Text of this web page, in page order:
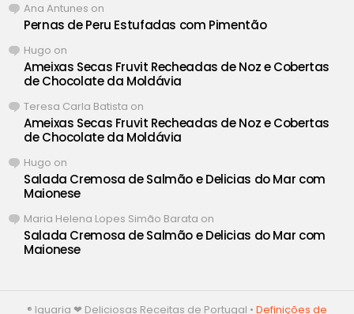
Ana Antunes on
Pernas de Peru Estufadas com Pimentão
Hugo on
Ameixas Secas Fruvit Recheadas de Noz e Cobertas
de Chocolate da Moldávia
Teresa Carla Batista on
Ameixas Secas Fruvit Recheadas de Noz e Cobertas
de Chocolate da Moldávia
Hugo on
Salada Cremosa de Salmão e Delicias do Mar com
Maionese
Maria Helena Lopes Simão Barata on
Salada Cremosa de Salmão e Delicias do Mar com
Maionese
® Iguaria ❤ Deliciosas Receitas de Portugal • Definições de